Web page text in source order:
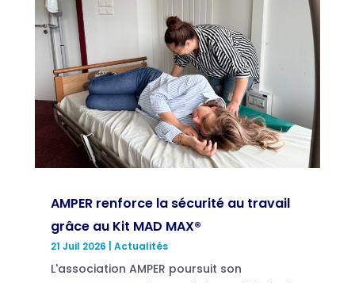
AMPER renforce la sécurité au travail
grâce au Kit MAD MAX®
21 Juil 2026 Actualités
L'association AMPER poursuit son